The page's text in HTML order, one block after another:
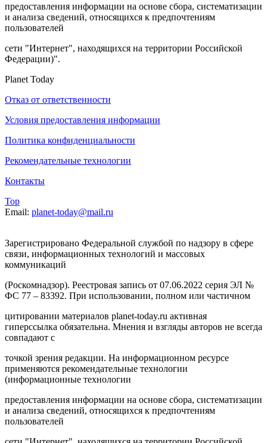
предоставления информации на основе сбора, систематизации
и анализа сведений, относящихся к предпочтениям
пользователей
сети "Интернет", находящихся на территории Российской
Федерации)".
Planet Today
Отказ от ответственности
Условия предоставления информации
Политика конфиденциальности
Рекомендательные технологии
Контакты
Top
Email: planet-today@mail.ru
Зарегистрировано Федеральной службой по надзору в сфере
связи, информационных технологий и массовых
коммуникаций
(Роскомнадзор). Реестровая запись от 07.06.2022 серия ЭЛ №
ФС 77 – 83392. При использовании, полном или частичном
цитировании материалов planet-today.ru активная
гиперссылка обязательна. Мнения и взгляды авторов не всегда
совпадают с
точкой зрения редакции. На информационном ресурсе
применяются рекомендательные технологии
(информационные технологии
предоставления информации на основе сбора, систематизации
и анализа сведений, относящихся к предпочтениям
пользователей